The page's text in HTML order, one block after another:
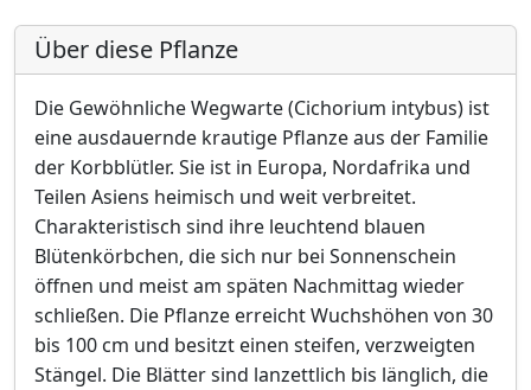
Über diese Pflanze
Die Gewöhnliche Wegwarte (Cichorium intybus) ist
eine ausdauernde krautige Pflanze aus der Familie
der Korbblütler. Sie ist in Europa, Nordafrika und
Teilen Asiens heimisch und weit verbreitet.
Charakteristisch sind ihre leuchtend blauen
Blütenkörbchen, die sich nur bei Sonnenschein
öffnen und meist am späten Nachmittag wieder
schließen. Die Pflanze erreicht Wuchshöhen von 30
bis 100 cm und besitzt einen steifen, verzweigten
Stängel. Die Blätter sind lanzettlich bis länglich, die